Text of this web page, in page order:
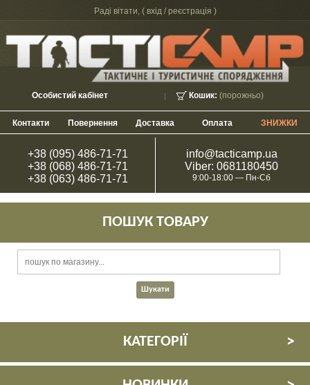
Раді вітати, ( вхід / реєстрація )
Кошик: (порожньо)
Особистий кабінет
Контакти Повернення Доставка Оплата ЗНИЖКИ
+38 (095) 486-71-71
+38 (068) 486-71-71
+38 (063) 486-71-71
info@tacticamp.ua
Viber: 0681180450
9:00-18:00 — Пн-Сб
ПОШУК ТОВАРУ
КАТЕГОРІЇ